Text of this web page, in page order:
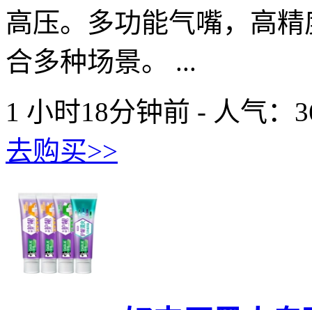
高压。多功能气嘴，高
合多种场景。 ...
1 小时18分钟前 - 人气：
去购买>>